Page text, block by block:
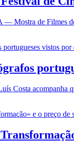
— Mostra de Filmes
Costa acompanha